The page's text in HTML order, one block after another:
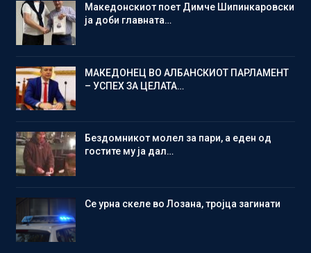
Македонскиот поет Димче Шипинкаровски
ја доби главната…
МАКЕДОНЕЦ ВО АЛБАНСКИОТ ПАРЛАМЕНТ
– УСПЕХ ЗА ЦЕЛАТА…
Бездомникот молел за пари, а еден од
гостите му ја дал…
Се урна скеле во Лозана, тројца загинати